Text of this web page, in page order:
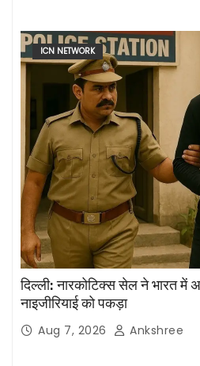
ICN NETWORK
दिल्ली: नारकोटिक्स सेल ने भारत
नाइजीरियाई को पकड़ा
Aug 7, 2026 Ankshree